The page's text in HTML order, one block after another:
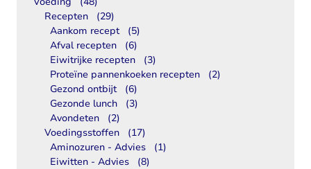
Recepten
(29)
Aankom recept
(5)
Afval recepten
(6)
Eiwitrijke recepten
(3)
Proteïne pannenkoeken recepten
(2)
Gezond ontbijt
(6)
Gezonde lunch
(3)
Avondeten
(2)
Voedingsstoffen
(17)
Aminozuren - Advies
(1)
Eiwitten - Advies
(8)